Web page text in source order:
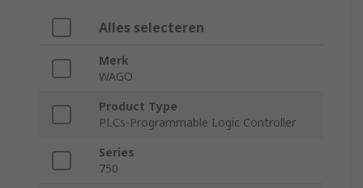
Alles selecteren
Merk
WAGO
Product Type
PLCs-Programmable Logic Controller
Series
750